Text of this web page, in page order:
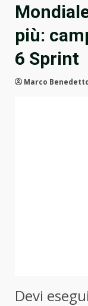
più:
6 Sprint
Marco
Devi